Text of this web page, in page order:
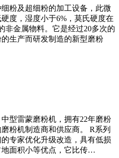
粉及超细粉的加工设备，此微
度，湿度小于6%，莫氏硬度在
非金属物料。它是经过20多次的
生产而研发制造的新型磨粉
型雷蒙磨粉机，拥有22年磨粉
粉机制造商和供应商。 R系列
专家优化升级改造，具有低损
面积小等优点，它比传…